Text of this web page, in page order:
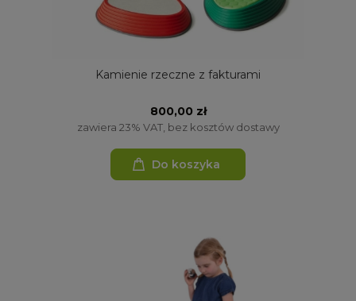
Kamienie rzeczne z fakturami
800,00 zł
zawiera 23% VAT, bez kosztów dostawy
Do koszyka